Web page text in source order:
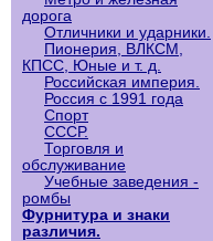
дорога
Отличники и ударники.
Пионерия, ВЛКСМ,
КПСС, Юные и т. д.
Российская империя.
Россия с 1991 года
Спорт
СССР.
Торговля и
обслуживание
Учебные заведения -
ромбы
Фурнитура и знаки
различия.